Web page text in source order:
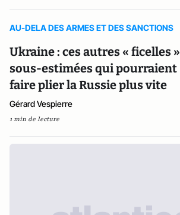
AU-DELA DES ARMES ET DES SANCTIONS
Ukraine : ces autres « ficelles »
sous-estimées qui pourraient
faire plier la Russie plus vite
Gérard Vespierre
1 min de lecture